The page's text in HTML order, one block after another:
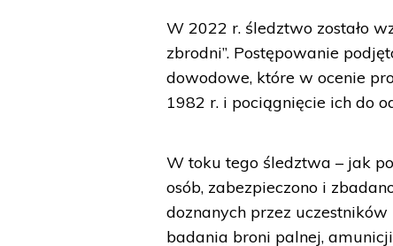
W 2022 r. śledztwo zostało
zbrodni”. Postępowanie
dowodowe, które w ocenie
1982 r. i pociągnięcie ich do
W toku tego śledztwa – jak
osób, zabezpieczono i
doznanych przez
badania broni palnej,